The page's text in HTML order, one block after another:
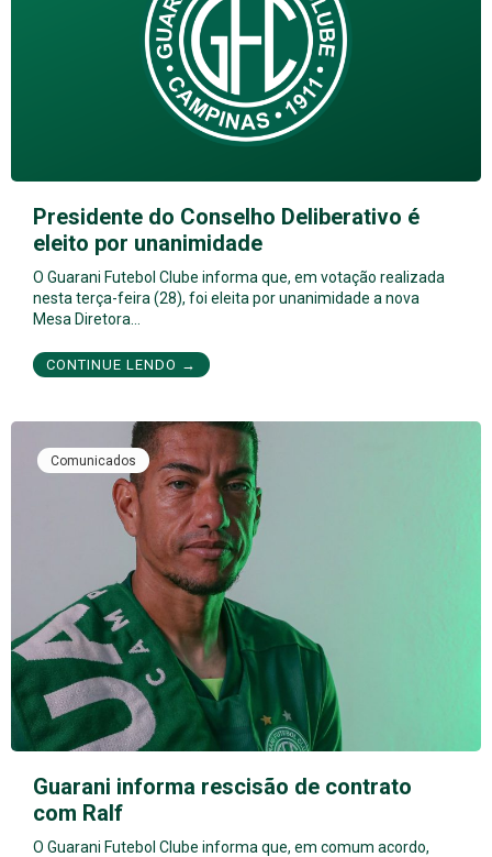
Presidente do Conselho Deliberativo é
eleito por unanimidade
O Guarani Futebol Clube informa que, em votação realizada
nesta terça-feira (28), foi eleita por unanimidade a nova
Mesa Diretora…
CONTINUE LENDO →
Comunicados
Guarani informa rescisão de contrato
com Ralf
O Guarani Futebol Clube informa que, em comum acordo,